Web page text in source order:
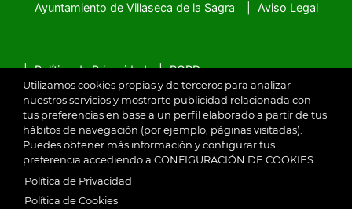
Utilizamos cookies propias y de terceros para analizar
nuestros servicios y mostrarte publicidad relacionada con
tus preferencias en base a un perfil elaborado a partir de tus
hábitos de navegación (por ejemplo, páginas visitadas).
Puedes obtener más información y configurar tus
preferencia accediendo a CONFIGURACIÓN DE COOKIES.
Política de Privacidad
Política de Cookies
Ayuntamiento de Villaseca de la Sagra Aviso Legal
Política de Privacidad RGPD